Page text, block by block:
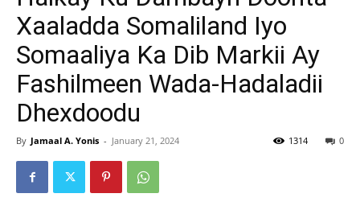
Xaaladda Somaliland Iyo
Somaaliya Ka Dib Markii Ay
Fashilmeen Wada-Hadaladii
Dhexdoodu
By Jamaal A. Yonis - January 21, 2024 0
1314